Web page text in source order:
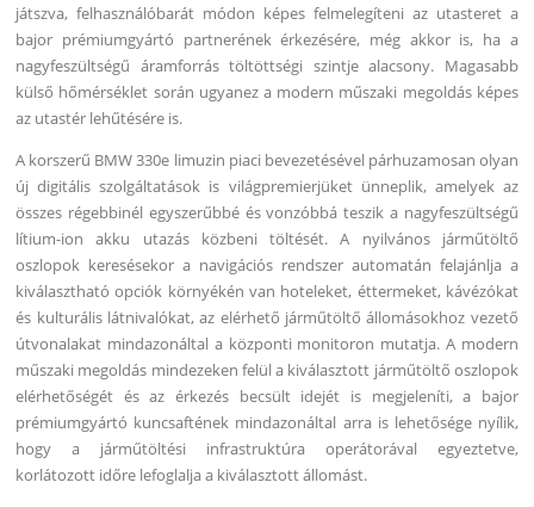
játszva, felhasználóbarát módon képes felmelegíteni az utasteret a
bajor prémiumgyártó partnerének érkezésére, még akkor is, ha a
nagyfeszültségű áramforrás töltöttségi szintje alacsony. Magasabb
külső hőmérséklet során ugyanez a modern műszaki megoldás képes
az utastér lehűtésére is.
A korszerű BMW 330e limuzin piaci bevezetésével párhuzamosan olyan
új digitális szolgáltatások is világpremierjüket ünneplik, amelyek az
összes régebbinél egyszerűbbé és vonzóbbá teszik a nagyfeszültségű
lítium-ion akku utazás közbeni töltését. A nyilvános járműtöltő
oszlopok keresésekor a navigációs rendszer automatán felajánlja a
kiválasztható opciók környékén van hoteleket, éttermeket, kávézókat
és kulturális látnivalókat, az elérhető járműtöltő állomásokhoz vezető
útvonalakat mindazonáltal a központi monitoron mutatja. A modern
műszaki megoldás mindezeken felül a kiválasztott járműtöltő oszlopok
elérhetőségét és az érkezés becsült idejét is megjeleníti, a bajor
prémiumgyártó kuncsaftének mindazonáltal arra is lehetősége nyílik,
hogy a járműtöltési infrastruktúra operátorával egyeztetve,
korlátozott időre lefoglalja a kiválasztott állomást.